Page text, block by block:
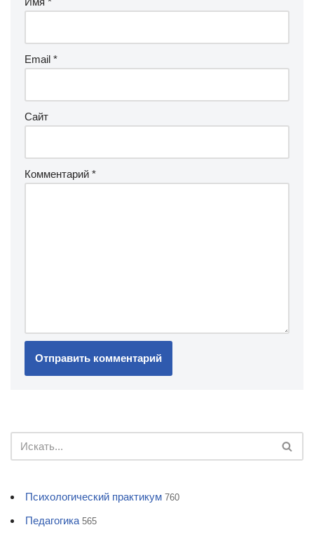
Email *
Сайт
Комментарий *
Психологический практикум 760
Педагогика 565